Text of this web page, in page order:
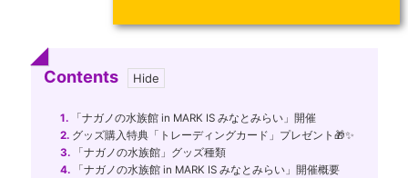
Contents
1.「ナガノの水族館 in MARK IS みなとみらい」開催
2.グッズ購入特典「トレーディングカード」プレゼント🎁✨
3.「ナガノの水族館」グッズ種類
4.「ナガノの水族館 in MARK IS みなとみらい」開催概要